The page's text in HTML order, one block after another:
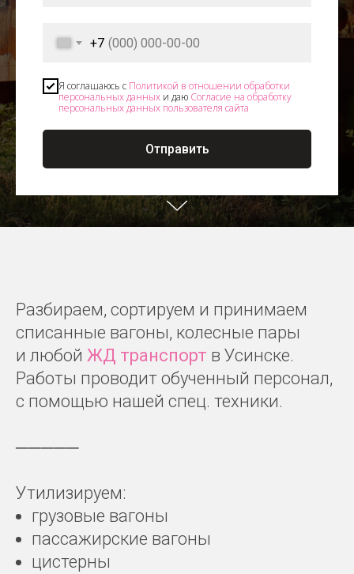
+7
Я соглашаюсь с Политикой в отношении обработки
персональных данных и даю Согласие на обработку
персональных данных пользователя сайта
Отправить
Разбираем, сортируем и принимаем
списанные вагоны, колесные пары
и любой ЖД транспорт в Усинске.
Работы проводит обученный персонал,
с помощью нашей спец. техники.
─────
Утилизируем:
грузовые вагоны
пассажирские вагоны
цистерны